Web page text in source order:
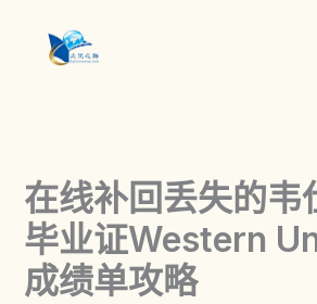
content
在线补回丢失的韦
毕业证Western
成绩单攻略